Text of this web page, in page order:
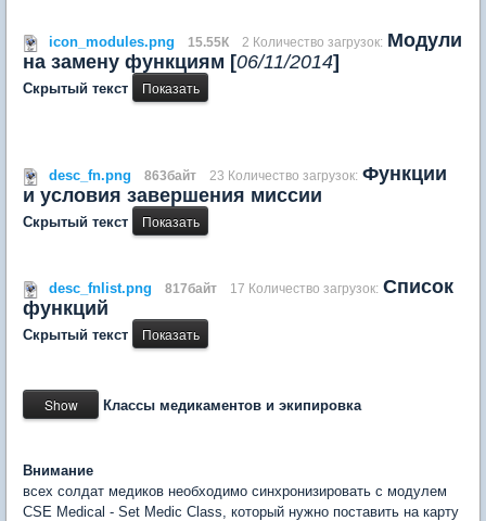
icon_modules.png 15.55К 2 Количество загрузок: Модули
на замену функциям [06/11/2014]
Скрытый текст
desc_fn.png 863байт 23 Количество загрузок: Функции
и условия завершения миссии
Скрытый текст
desc_fnlist.png 817байт 17 Количество загрузок: Список
функций
Скрытый текст
Классы медикаментов и экипировка
Внимание
всех солдат медиков необходимо синхронизировать с модулем
CSE Medical - Set Medic Class, который нужно поставить на карту